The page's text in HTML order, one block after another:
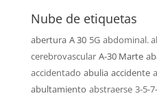
Nube de etiquetas
abertura A 30 5G abdominal.
cerebrovascular A-30 Marte
accidentado abulia accidente
abultamiento abstraerse 3-5-